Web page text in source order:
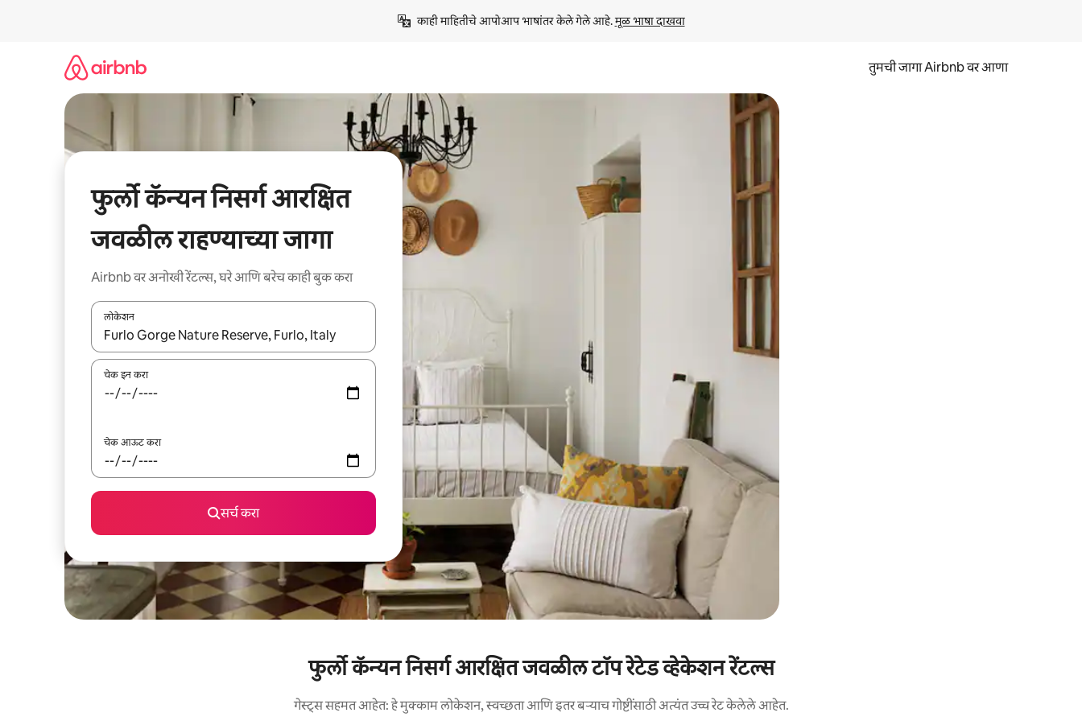
काही माहितीचे आपोआप भाषांतर केले गेले आहे. मूळ भाषा दाखवा
तुमची जागा Airbnb वर आणा
फुर्लो कॅन्यन निसर्ग आरक्षित
जवळील राहण्याच्या जागा
Airbnb वर अनोखी रेंटल्स, घरे आणि बरेच काही बुक करा
लोकेशन
जेव्हा परिणाम उपलब्ध असतील, तेव्हा वरच्या आणि खाली बाणांच्या किजसह नेव्हिगेट करा किंवा स्पर्शाने स्वाइप जेश्चर्स वापरून एक्सप्लोर करा.
चेक इन करा
चेक आऊट करा
सर्च करा
फुर्लो कॅन्यन निसर्ग आरक्षित जवळील टॉप रेटेड व्हेकेशन रेंटल्स
गेस्ट्स सहमत आहेत: हे मुक्काम लोकेशन, स्वच्छता आणि इतर बऱ्याच गोष्टींसाठी अत्यंत उच्च रेट केलेले आहेत.